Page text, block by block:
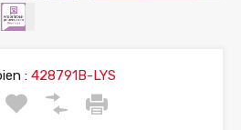
:428791B-LYS